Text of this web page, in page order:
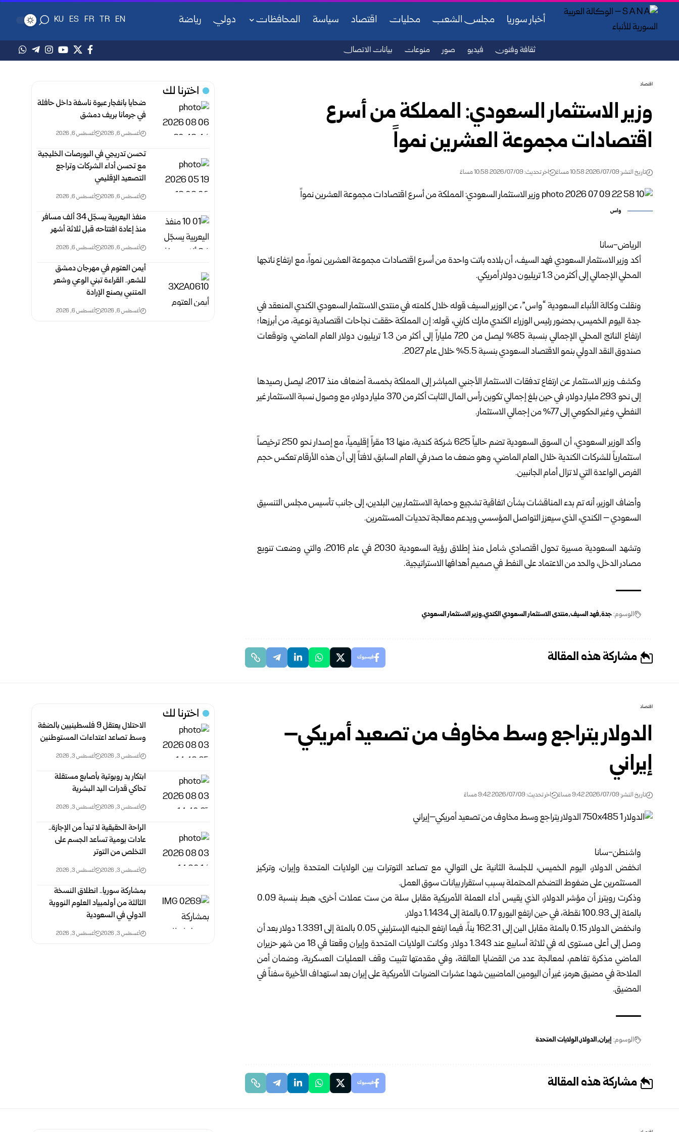
أخبار سوريا مجلس الشعب محليات اقتصاد سياسة المحافظات دولي رياضة EN
TR
FR
ES
KU
ثقافة وفنون فيديو صور منوعات بيانات الاتصال
اقتصاد
وزير الاستثمار السعودي: المملكة من أسرع
اقتصادات مجموعة العشرين نمواً
تاريخ النشر: 2026/07/09 10:58 مساءً اخر تحديث: 2026/07/09 10:58 مساءً
واس
الرياض-سانا
أكد وزير الاستثمار السعودي فهد السيف، أن بلاده باتت واحدة من أسرع اقتصادات مجموعة العشرين نمواً، مع ارتفاع ناتجها
المحلي الإجمالي إلى أكثر من 1.3 تريليون دولار أمريكي.
ونقلت وكالة الأنباء السعودية “واس”، عن الوزير السيف قوله خلال كلمته في منتدى الاستثمار السعودي الكندي المنعقد في
جدة اليوم الخميس، بحضور رئيس الوزراء الكندي مارك كارني، قوله: إن المملكة حققت نجاحات اقتصادية نوعية، من أبرزها؛
ارتفاع الناتج المحلي الإجمالي بنسبة 85% ليصل من 720 ملياراً إلى أكثر من 1.3 تريليون دولار العام الماضي، وتوقعات
صندوق النقد الدولي بنمو الاقتصاد السعودي بنسبة 5.5% خلال عام 2027.
وكشف وزير الاستثمار عن ارتفاع تدفقات الاستثمار الأجنبي المباشر إلى المملكة بخمسة أضعاف منذ 2017، ليصل رصيدها
إلى نحو 293 مليار دولار، في حين بلغ إجمالي تكوين رأس المال الثابت أكثر من 370 مليار دولار، مع وصول نسبة الاستثمار غير
النفطي، وغير الحكومي إلى 77% من إجمالي الاستثمار.
وأكد الوزير السعودي، أن السوق السعودية تضم حالياً 625 شركة كندية، منها 13 مقراً إقليمياً، مع إصدار نحو 250 ترخيصاً
استثمارياً للشركات الكندية خلال العام الماضي، وهو ضعف ما صدر في العام السابق، لافتاً إلى أن هذه الأرقام تعكس حجم
الفرص الواعدة التي لا تزال أمام الجانبين.
وأضاف الوزير، أنه تم بدء المناقشات بشأن اتفاقية تشجيع وحماية الاستثمار بين البلدين، إلى جانب تأسيس مجلس التنسيق
السعودي – الكندي، الذي سيعزز التواصل المؤسسي ويدعم معالجة تحديات المستثمرين.
وتشهد السعودية مسيرة تحول اقتصادي شامل منذ إطلاق رؤية السعودية 2030 في عام 2016، والتي وضعت تنويع
مصادر الدخل، والحد من الاعتماد على النفط في صميم أهدافها الاستراتيجية.
الوسوم:جدة فهد السيف منتدى الاستثمار السعودي الكندي وزير الاستثمار السعودي
مشاركة هذه المقالة فيسبوك
اخترنا لك
ضحايا بانفجار عبوة ناسفة داخل حافلة
في جرمانا بريف دمشق
أغسطس 6, 2026 أغسطس 6, 2026
تحسن تدريجي في البورصات الخليجية
مع تحسن أداء الشركات وتراجع
التصعيد الإقليمي
أغسطس 6, 2026 أغسطس 6, 2026
منفذ اليعربية يسجّل 34 ألف مسافر
منذ إعادة افتتاحه قبل ثلاثة أشهر
أغسطس 6, 2026 أغسطس 6, 2026
أيمن العتوم في مهرجان دمشق
للشعر.. القراءة تبني الوعي وشعر
المتنبي يصنع الإرادة
أغسطس 6, 2026 أغسطس 6, 2026
اقتصاد
الدولار يتراجع وسط مخاوف من تصعيد أمريكي–
إيراني
تاريخ النشر: 2026/07/09 9:42 مساءً اخر تحديث: 2026/07/09 9:42 مساءً
واشنطن-سانا
انخفض الدولار، اليوم الخميس، للجلسة الثانية على التوالي، مع تصاعد التوترات بين الولايات المتحدة وإيران، وتركيز
المستثمرين على ضغوط التضخم المحتملة بسبب استقرار بيانات سوق العمل.
وذكرت رويترز أن مؤشر الدولار، الذي يقيس أداء العملة الأمريكية مقابل سلة من ست عملات أخرى، هبط بنسبة 0.09
بالمئة إلى 100.93 نقطة، في حين ارتفع اليورو 0.17 بالمئة إلى 1.1434 دولار.
وانخفض الدولار 0.15 بالمئة مقابل الين إلى 162.31 يناً، فيما ارتفع الجنيه الإسترليني 0.05 بالمئة إلى 1.3391 دولار بعد أن
وصل إلى أعلى مستوى له في ثلاثة أسابيع عند 1.343 دولار. وكانت الولايات المتحدة وإيران وقعتا في 18 من شهر حزيران
الماضي مذكرة تفاهم، لمعالجة عدد من القضايا العالقة، وفي مقدمتها تثبيت وقف العمليات العسكرية، وضمان أمن
الملاحة في مضيق هرمز، غير أن اليومين الماضيين شهدا عشرات الضربات الأمريكية على إيران بعد استهداف الأخيرة سفناً في
المضيق.
الوسوم: إيران الدولار الولايات المتحدة
مشاركة هذه المقالة فيسبوك
اخترنا لك
الاحتلال يعتقل 9 فلسطينيين بالضفة
وسط تصاعد اعتداءات المستوطنين
أغسطس 3, 2026 أغسطس 3, 2026
ابتكار يد روبوتية بأصابع مستقلة
تحاكي قدرات اليد البشرية
أغسطس 3, 2026 أغسطس 3, 2026
الراحة الحقيقية لا تبدأ من الإجازة..
عادات يومية تساعد الجسم على
التخلص من التوتر
أغسطس 3, 2026 أغسطس 3, 2026
بمشاركة سوريا.. انطلاق النسخة
الثالثة من أولمبياد العلوم النووية
الدولي في السعودية
أغسطس 3, 2026 أغسطس 3, 2026